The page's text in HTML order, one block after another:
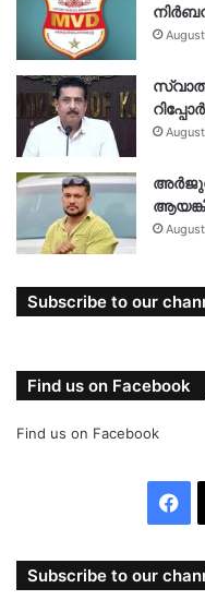
അർജുൻ
Subscribe to our
Find us on Facebook
Find us on Facebook
Subscribe to our